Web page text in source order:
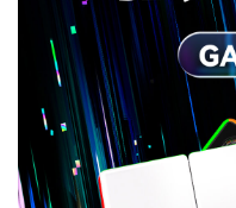
萌刻魔方
Swift Block
智能系列